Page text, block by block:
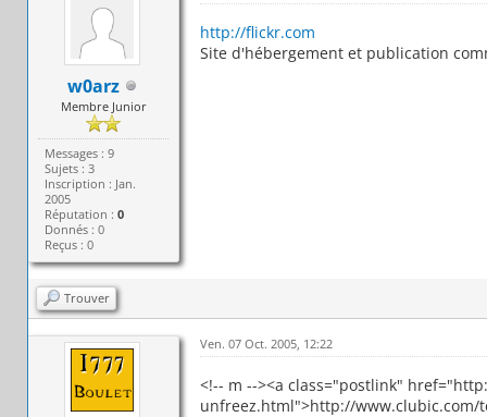
w0arz
Membre Junior
Messages : 9
Sujets : 3
Inscription : Jan.
2005
Réputation :0
Donnés : 0
Reçus : 0
http://flickr.com
Site d'hébergement et publication
Trouver
Ven. 07 Oct. 2005, 12:22
<!-- m --><a class="postlink"
unfreez.html">http://www.clubic.com/